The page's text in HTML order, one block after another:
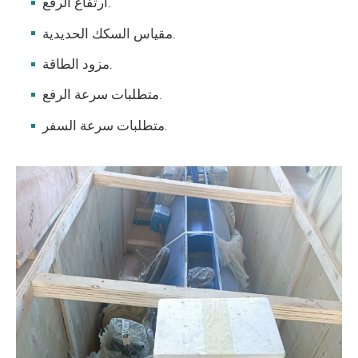
مقياس السكك الحديدية.
مزود الطاقة.
متطلبات سرعة الرفع.
متطلبات سرعة السفر.